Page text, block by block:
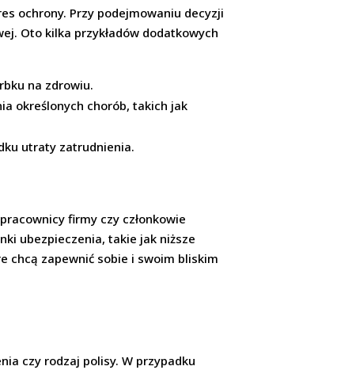
ochrony. Przy podejmowaniu decyzji
Oto kilka przykładów dodatkowych
na zdrowiu.
określonych chorób, takich jak
utraty zatrudnienia.
firmy czy członkowie
ubezpieczenia, takie jak niższe
chcą zapewnić sobie i swoim bliskim
czy rodzaj polisy. W przypadku